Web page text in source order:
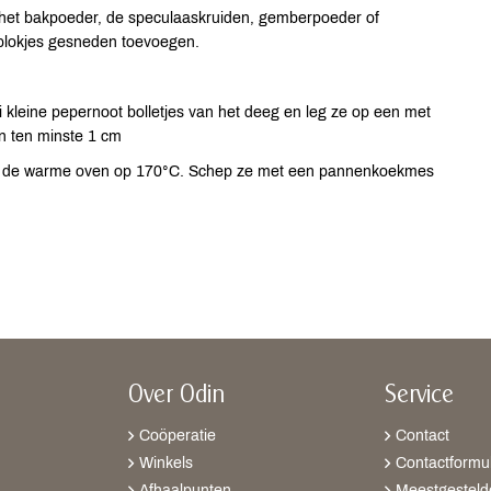
bakpoeder, de speculaaskruiden, gemberpoeder of
gesneden toevoegen.
pepernoot bolletjes van het deeg en leg ze op een met
ten minste 1 cm
warme oven op 170°C. Schep ze met een pannenkoekmes
Over Odin
Coöperatie
Winkels
Service
Contact